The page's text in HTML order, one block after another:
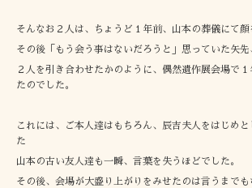
そんなお２人は、ちょうど１年前、山本の葬儀にて顔
その後「もう会う事はないだろうと」思っていた矢
２人を引き合わせたかのように、偶然遺作展会場で
たのでした。
これには、ご本人達はもちろん、辰吉夫人をはじめ
た
山本の古い友人達も一瞬、言葉を失うほどでした。
その後、会場が大盛り上がりをみせたのは言うまでも